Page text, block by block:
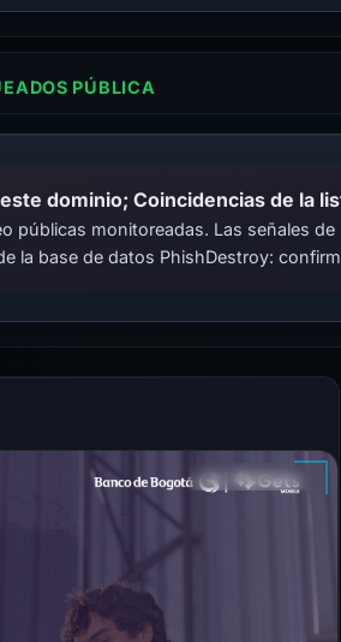
PÚBLICA
dominio; Coincidencias de la
públicas monitoreadas. Las señales
la base de datos PhishDestroy: